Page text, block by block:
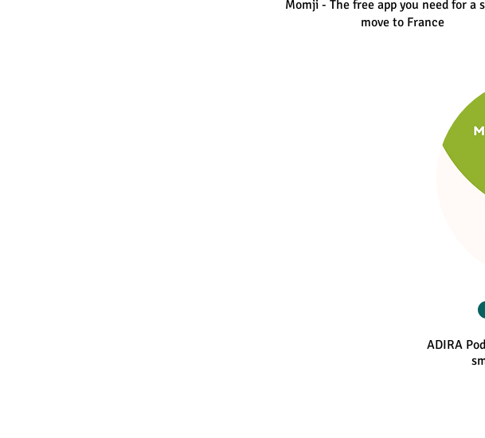
Momji - The free app you need for a
move to France
ADIRA